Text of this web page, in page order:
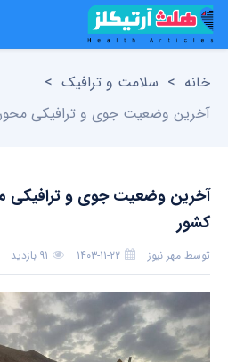
خانه > سلامت و ترافیک >
آخرین وضعیت جوی و ترافیکی
آخرین وضعیت جوی و ترافیکی
کشور
توسط مهر نیوز ۱۴۰۳-۱۱-۲۲ ۹۱ بازدید